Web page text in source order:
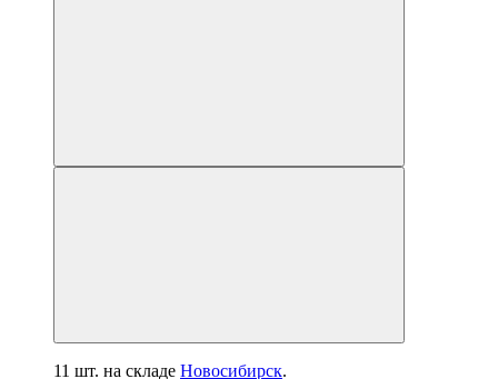
11 шт. на складе Новосибирск.